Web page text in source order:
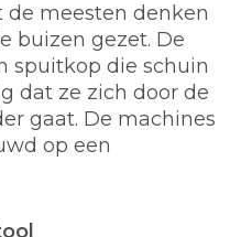
meesten denken
buizen gezet. De
spuitkop die schuin
dat ze zich door de
gaat. De machines
op een